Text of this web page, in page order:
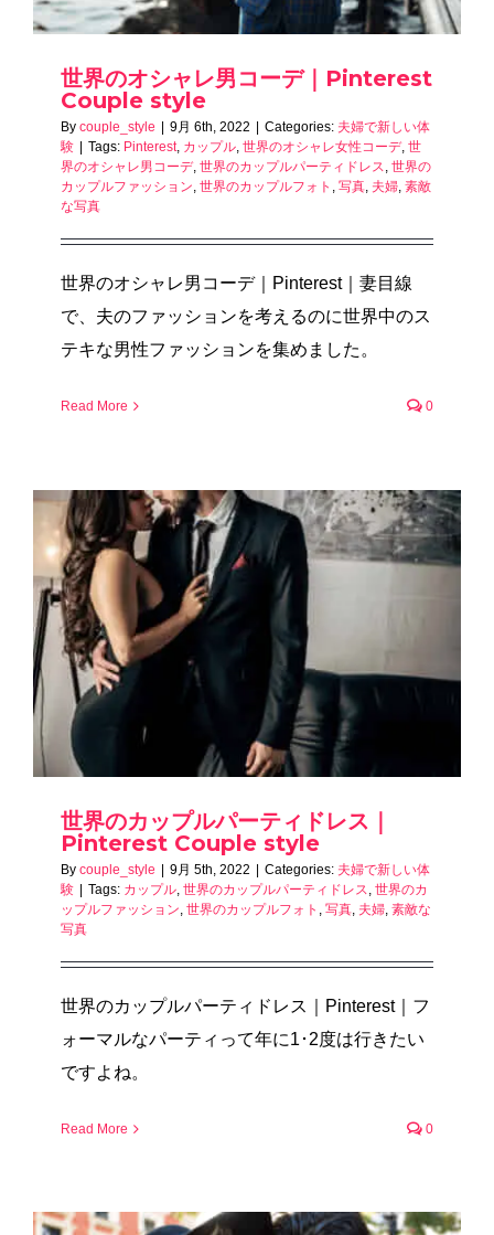
世界のオシャレ男コーデ｜Pinterest
Couple style
By couple_style 9月 6th, 2022 Categories: 夫婦で新しい体
験
Tags: Pinterest, カップル, 世界のオシャレ女性コーデ, 世
界のオシャレ男コーデ, 世界のカップルパーティドレス, 世界の
カップルファッション, 世界のカップルフォト , 写真, 夫婦, 素敵
な写真
世界のオシャレ男コーデ｜Pinterest｜妻目線
で、夫のファッションを考えるのに世界中のス
テキな男性ファッションを集めました。
Read More 0
世界のカップルパーティドレス｜
Pinterest Couple style
By couple_style 9月 5th, 2022 Categories: 夫婦で新しい体
験
Tags: カップル, 世界のカップルパーティドレス, 世界のカ
ップルファッション, 世界のカップルフォト , 写真, 夫婦, 素敵な
写真
世界のカップルパーティドレス｜Pinterest｜フ
ォーマルなパーティって年に1･2度は行きたい
ですよね。
Read More 0